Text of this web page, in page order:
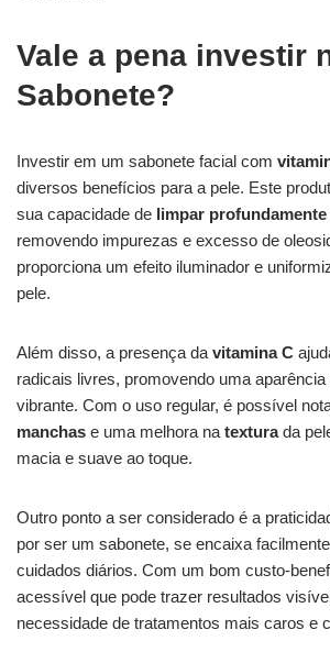
Vale a pena investir
Sabonete?
Investir em um sabonete facial com
diversos benefícios para a pele. Este
sua capacidade de limpar profundamente
removendo impurezas e excesso de
proporciona um efeito iluminador e
pele.
Além disso, a presença da vitamina C
radicais livres, promovendo uma
vibrante. Com o uso regular, é possível
manchas e uma melhora na texturada
macia e suave ao toque.
Outro ponto a ser considerado é a
por ser um sabonete, se encaixa
cuidados diários. Com um bom custo-
acessível que pode trazer resultados
necessidade de tratamentos mais caros e